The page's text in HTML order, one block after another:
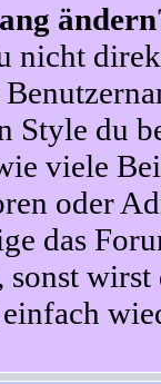
nicht
Style du
viele
oder
das
sonst